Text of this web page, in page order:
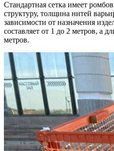
Стандартная сетка имеет
структуру, толщина нитей
зависимости от назначения
составляет от 1 до 2 метров, а
метров.